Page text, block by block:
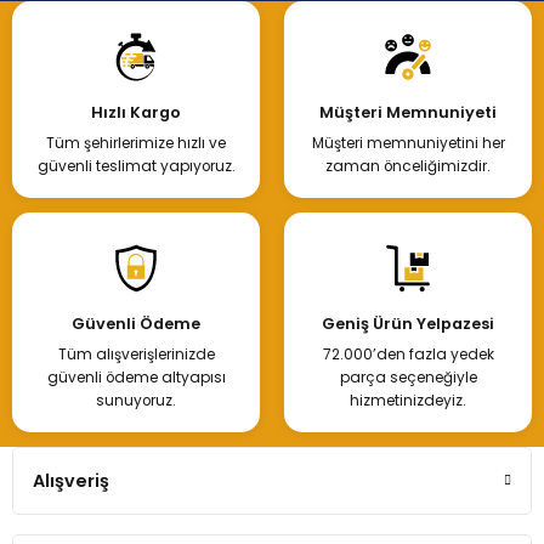
Hızlı Kargo
Tüm şehirlerimize hızlı ve
güvenli teslimat yapıyoruz.
Müşteri Memnuniyeti
Müşteri memnuniyetini her
zaman önceliğimizdir.
Güvenli Ödeme
Tüm alışverişlerinizde
güvenli ödeme altyapısı
sunuyoruz.
Geniş Ürün Yelpazesi
72.000’den fazla yedek
parça seçeneğiyle
hizmetinizdeyiz.
Alışveriş